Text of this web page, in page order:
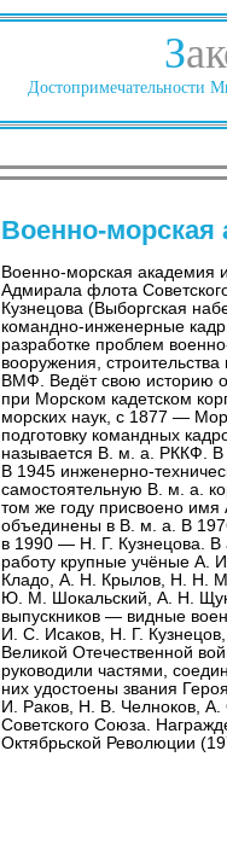
З
Достопримечательности
Военно-морская
Военно-морская академия
Адмирала флота
Кузнецова (Выборгская
командно-инженерные
разработке проблем
вооружения,
ВМФ. Ведёт свою историю
при Морском кадетском
морских наук, с 1877 —
подготовку командных
называется В. м. а. РККФ.
В 1945 инженерно-
самостоятельную В. м. а.
том же году присвоено
объединены в В. м. а. В
в 1990 — Н. Г. Кузнецова.
работу крупные учёные А.
Кладо, А. Н. Крылов, Н. Н.
Ю. М. Шокальский, А. Н.
выпускников — видные
И. С. Исаков, Н. Г.
Великой Отечественной
руководили частями,
них удостоены звания
И. Раков, Н. В. Челноков,
Советского Союза.
Октябрьской Революции